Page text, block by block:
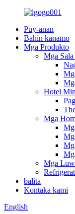
Puy-anan
Bahin kanamo
Mga Produkto
Mga
Hotel
Mga
Mga
balita
Kontaka kami
English